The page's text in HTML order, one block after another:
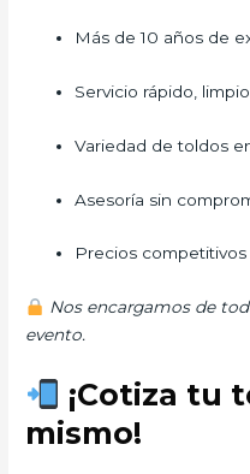
Más de 10 años de
Servicio rápido,
Variedad de toldos
Asesoría sin
Precios competitivos
Nos encargamos de
evento.
¡Cotiza tu
mismo!